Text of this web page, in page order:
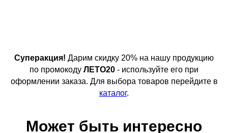
Суперакция! Дарим скидку 20% на нашу продукцию
по промокоду ЛЕТО20 - используйте его при
оформлении заказа. Для выбора товаров перейдите в
каталог.
Может быть интересно